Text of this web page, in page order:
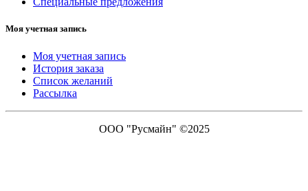
Моя учетная запись
Моя учетная запись
История заказа
Список желаний
Рассылка
ООО "Русмайн" ©2025